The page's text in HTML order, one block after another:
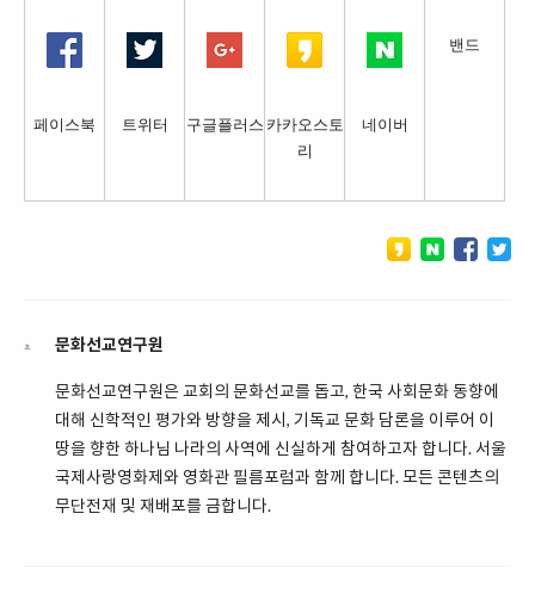
페이스북 트위터 구글플러스 카카오스토
리
네이버
밴드
문화선교연구원
문화선교연구원은 교회의 문화선교를 돕고, 한국 사회문화 동향에
대해 신학적인 평가와 방향을 제시, 기독교 문화 담론을 이루어 이
땅을 향한 하나님 나라의 사역에 신실하게 참여하고자 합니다. 서울
국제사랑영화제와 영화관 필름포럼과 함께 합니다. 모든 콘텐츠의
무단전재 및 재배포를 금합니다.